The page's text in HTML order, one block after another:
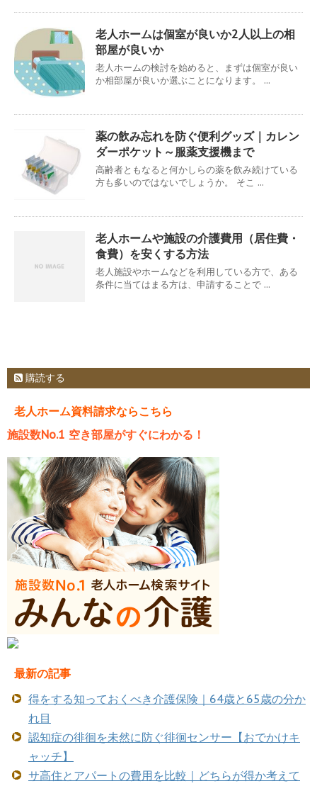
老人ホームは個室が良いか2人以上の相
部屋が良いか
老人ホームの検討を始めると、まずは個室が良い
か相部屋が良いか選ぶことになります。 ...
薬の飲み忘れを防ぐ便利グッズ｜カレン
ダーポケット～服薬支援機まで
高齢者ともなると何かしらの薬を飲み続けている
方も多いのではないでしょうか。 そこ ...
老人ホームや施設の介護費用（居住費・
食費）を安くする方法
老人施設やホームなどを利用している方で、ある
条件に当てはまる方は、申請することで ...
購読する
老人ホーム資料請求ならこちら
施設数No.1 空き部屋がすぐにわかる！
最新の記事
得をする知っておくべき介護保険｜64歳と65歳の分か
れ目
認知症の徘徊を未然に防ぐ徘徊センサー【おでかけキ
ャッチ】
サ高住とアパートの費用を比較｜どちらが得か考えて